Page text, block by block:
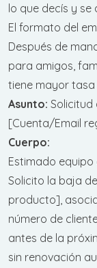
lo que decís y se
El formato del
Después de
para amigos,
tiene mayor tasa
Asunto:
[Cuenta/Email
Cuerpo:
Estimado
Solicito la baja
producto],
número de
antes de la
sin renovación